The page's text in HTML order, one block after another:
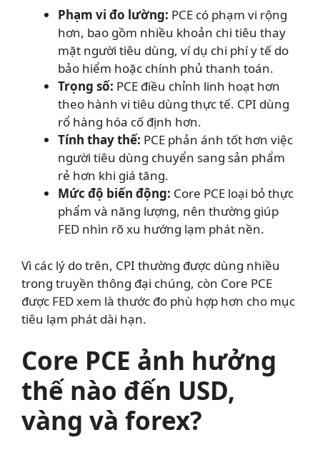
Phạm vi đo lường: PCE có phạm vi rộng
hơn, bao gồm nhiều khoản chi tiêu thay
mặt người tiêu dùng, ví dụ chi phí y tế do
bảo hiểm hoặc chính phủ thanh toán.
Trọng số: PCE điều chỉnh linh hoạt hơn
theo hành vi tiêu dùng thực tế. CPI dùng
rổ hàng hóa cố định hơn.
Tính thay thế: PCE phản ánh tốt hơn việc
người tiêu dùng chuyển sang sản phẩm
rẻ hơn khi giá tăng.
Mức độ biến động: Core PCE loại bỏ thực
phẩm và năng lượng, nên thường giúp
FED nhìn rõ xu hướng lạm phát nền.
Vì các lý do trên, CPI thường được dùng nhiều
trong truyền thông đại chúng, còn Core PCE
được FED xem là thước đo phù hợp hơn cho mục
tiêu lạm phát dài hạn.
Core PCE ảnh hưởng
thế nào đến USD,
vàng và forex?